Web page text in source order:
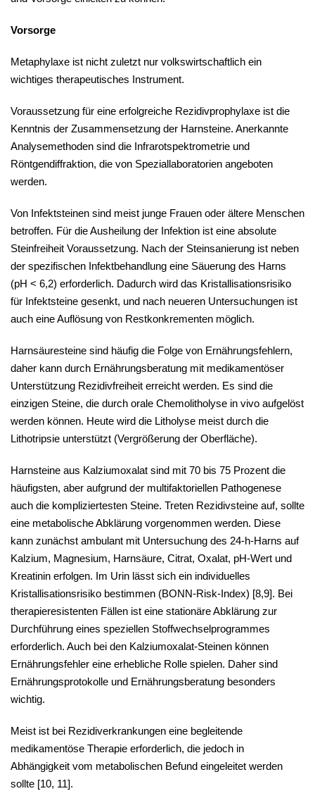
Vorsorge
Metaphylaxe ist nicht zuletzt nur volkswirtschaftlich ein
wichtiges therapeutisches Instrument.
Voraussetzung für eine erfolgreiche Rezidivprophylaxe ist die
Kenntnis der Zusammensetzung der Harnsteine. Anerkannte
Analysemethoden sind die Infrarotspektrometrie und
Röntgendiffraktion, die von Speziallaboratorien angeboten
werden.
Von Infektsteinen sind meist junge Frauen oder ältere Menschen
betroffen. Für die Ausheilung der Infektion ist eine absolute
Steinfreiheit Voraussetzung. Nach der Steinsanierung ist neben
der spezifischen Infektbehandlung eine Säuerung des Harns
(pH < 6,2) erforderlich. Dadurch wird das Kristallisationsrisiko
für Infektsteine gesenkt, und nach neueren Untersuchungen ist
auch eine Auflösung von Restkonkrementen möglich.
Harnsäuresteine sind häufig die Folge von Ernährungsfehlern,
daher kann durch Ernährungsberatung mit medikamentöser
Unterstützung Rezidivfreiheit erreicht werden. Es sind die
einzigen Steine, die durch orale Chemolitholyse in vivo aufgelöst
werden können. Heute wird die Litholyse meist durch die
Lithotripsie unterstützt (Vergrößerung der Oberfläche).
Harnsteine aus Kalziumoxalat sind mit 70 bis 75 Prozent die
häufigsten, aber aufgrund der multifaktoriellen Pathogenese
auch die kompliziertesten Steine. Treten Rezidivsteine auf, sollte
eine metabolische Abklärung vorgenommen werden. Diese
kann zunächst ambulant mit Untersuchung des 24-h-Harns auf
Kalzium, Magnesium, Harnsäure, Citrat, Oxalat, pH-Wert und
Kreatinin erfolgen. Im Urin lässt sich ein individuelles
Kristallisationsrisiko bestimmen (BONN-Risk-Index) [8,9]. Bei
therapieresistenten Fällen ist eine stationäre Abklärung zur
Durchführung eines speziellen Stoffwechselprogrammes
erforderlich. Auch bei den Kalziumoxalat-Steinen können
Ernährungsfehler eine erhebliche Rolle spielen. Daher sind
Ernährungsprotokolle und Ernährungsberatung besonders
wichtig.
Meist ist bei Rezidiverkrankungen eine begleitende
medikamentöse Therapie erforderlich, die jedoch in
Abhängigkeit vom metabolischen Befund eingeleitet werden
sollte [10, 11].